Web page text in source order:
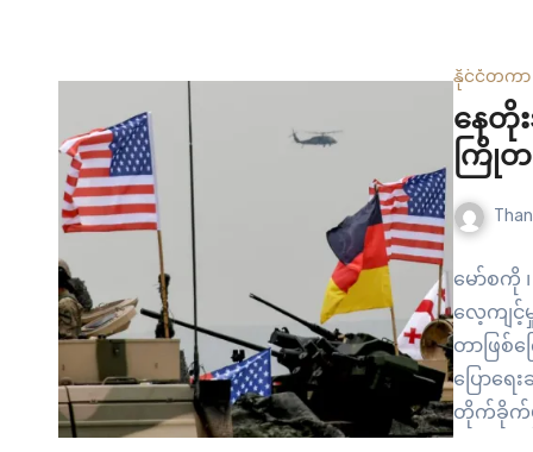
နိုင်ငံတကာ
နေတို
ကြိုတ
မော်စကို
လေ့ကျင့်
တာဖြစ်က
ပြောရ
တိုက်ခိုက်